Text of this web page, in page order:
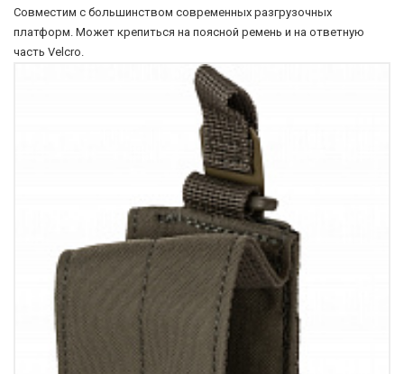
Совместим с большинством современных разгрузочных
платформ. Может крепиться на поясной ремень и на ответную
часть Velcro.